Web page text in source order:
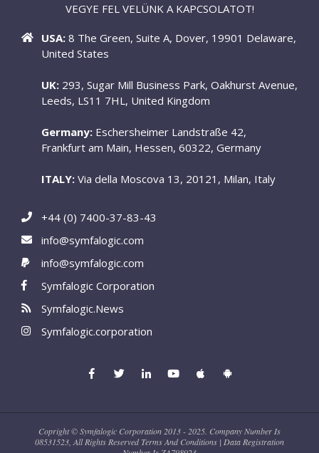
VEGYE FEL VELÜNK A KAPCSOLATOT!
USA: 8 The Green, Suite A, Dover, 19901 Delaware,
United States
UK: 293, Sugar Mill Business Park, Oakhurst Avenue,
Leeds, LS11 7HL, United Kingdom
Germany: Eschersheimer Landstraße 42,
Frankfurt am Main, Hessen, 60322, Germany
ITALY: Via della Moscova 13, 20121, Milan, Italy
+44 (0) 7400-37-83-43
info@symfalogic.com
info@symfalogic.com
Symfalogic Corporation
Symfalogic.News
Symfalogic.corporation
Copright © Symfalogic Corporation 2013 - 2025. Company Number Is
08531523, All Rights Reserved Terms And Conditions | Data Registration